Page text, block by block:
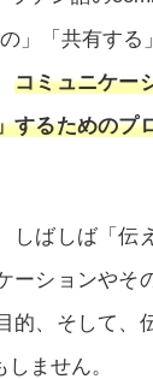
」「共有す
コミュニケー
するためのプ
しばしば「伝
ーションやそ
的、そして、
ません。